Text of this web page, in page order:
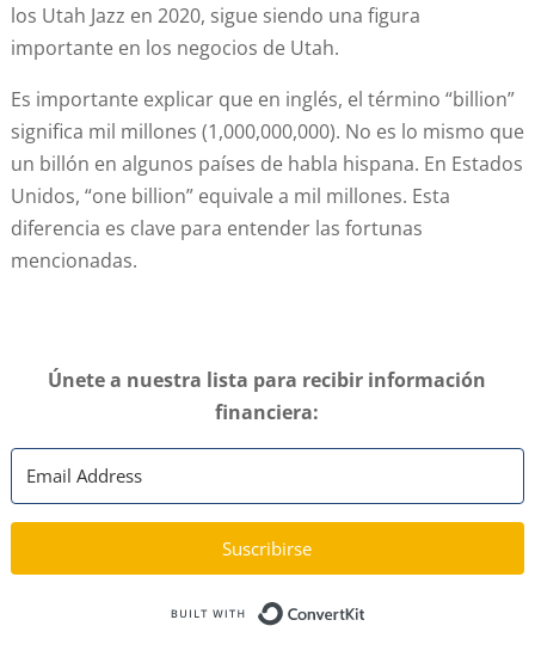
los Utah Jazz en 2020, sigue siendo una figura
importante en los negocios de Utah.
Es importante explicar que en inglés, el término “billion”
significa mil millones (1,000,000,000). No es lo mismo que
un billón en algunos países de habla hispana. En Estados
Unidos, “one billion” equivale a mil millones. Esta
diferencia es clave para entender las fortunas
mencionadas.
Únete a nuestra lista para recibir información
financiera:
Suscribirse